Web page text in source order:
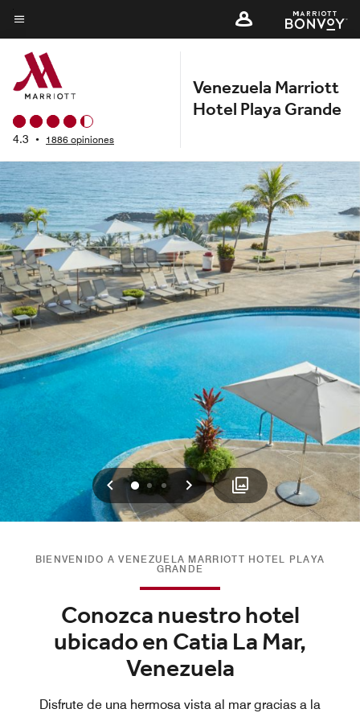
Skip
to
main
content
Texto del menú
4.3 • 1886 opiniones
Venezuela Marriott
Hotel Playa Grande
Anterior
01 2 Siguiente
BIENVENIDO A VENEZUELA MARRIOTT HOTEL PLAYA
GRANDE
Conozca nuestro hotel
ubicado en Catia La Mar,
Venezuela
Disfrute de una hermosa vista al mar gracias a la